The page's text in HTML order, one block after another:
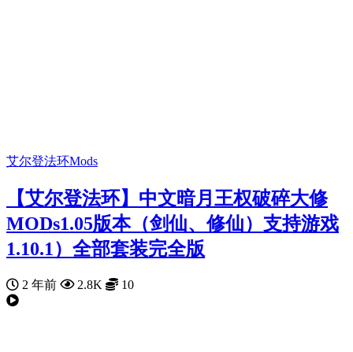
艾尔登法环Mods
【艾尔登法环】中文暗月王权破碎大修
MODs1.05版本（剑仙、修仙）支持游戏
1.10.1）全部套装完全版
2 年前 2.8K 10